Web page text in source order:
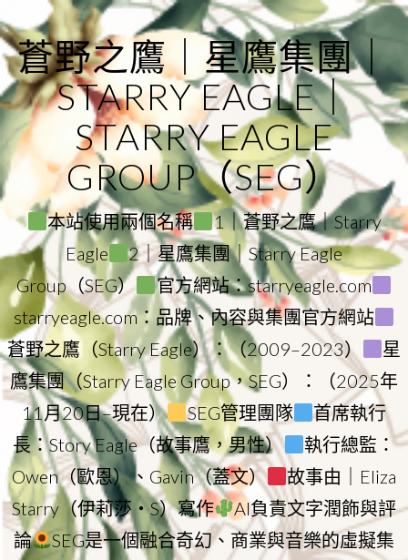
to
content
蒼野之鷹｜星鷹集團｜
STARRY EAGLE｜
STARRY EAGLE
GROUP（SEG）
本站使用兩個名稱
1｜蒼野之鷹｜Starry
Eagle
2｜星鷹集團｜Starry Eagle
Group（SEG）
官方網站：starryeagle.com
starryeagle.com：品牌、內容與集團官方網站
蒼野之鷹（Starry Eagle）：（2009–2023）
星
鷹集團（Starry Eagle Group，SEG）：（2025年
11月20日–現在）
SEG管理團隊
首席執行
長：Story Eagle（故事鷹，男性）
執行總監：
Owen（歐恩）、Gavin（蓋文）
故事由｜Eliza
Starry（伊莉莎・S）寫作
AI負責文字潤飾與評
論
SEG是一個融合奇幻、商業與音樂的虛擬集